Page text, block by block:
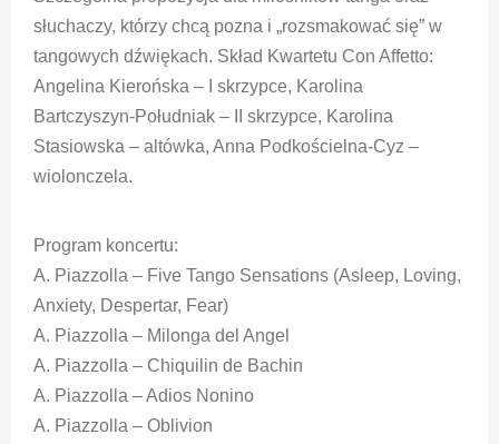
słuchaczy, którzy chcą pozna i „rozsmakować się” w
tangowych dźwiękach. Skład Kwartetu Con Affetto:
Angelina Kierońska – I skrzypce, Karolina
Bartczyszyn-Południak – II skrzypce, Karolina
Stasiowska – altówka, Anna Podkościelna-Cyz –
wiolonczela.
Program koncertu:
A. Piazzolla – Five Tango Sensations (Asleep, Loving,
Anxiety, Despertar, Fear)
A. Piazzolla – Milonga del Angel
A. Piazzolla – Chiquilin de Bachin
A. Piazzolla – Adios Nonino
A. Piazzolla – Oblivion